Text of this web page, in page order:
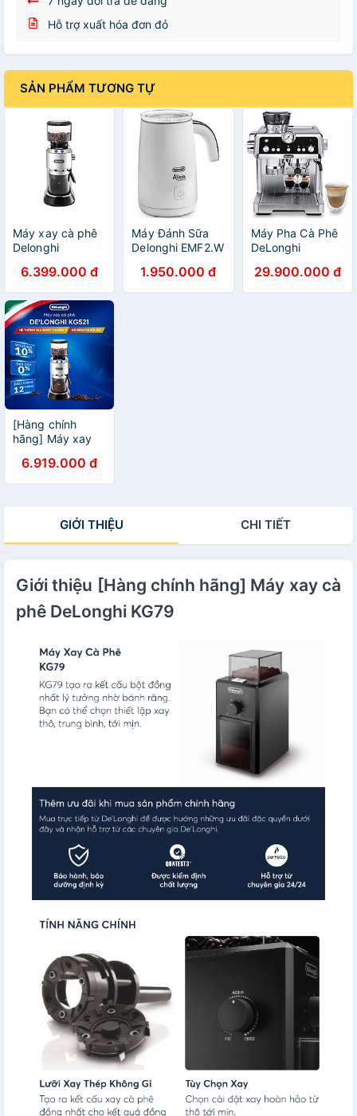
Hỗ trợ xuất hóa đơn đỏ
SẢN PHẨM TƯƠNG TỰ
Máy xay cà phê
Delonghi
- Hàng Chính
Hãng
6.399.000 đ
Máy Đánh Sữa
Delonghi EMF2.W
Hãng
1.950.000 đ
Máy Pha Cà Phê
DeLonghi
Hàng Chính Hãng
29.900.000 đ
[Hàng chính
hãng] Máy xay
Dedica KG521.M
6.919.000 đ
GIỚI THIỆU CHI TIẾT
Giới thiệu [Hàng chính hãng] Máy xay cà
phê DeLonghi KG79